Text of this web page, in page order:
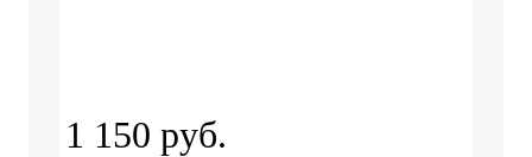
1 150 руб.